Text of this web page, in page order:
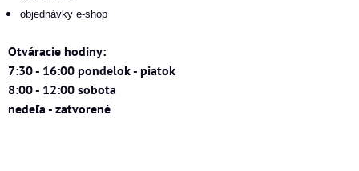
objednávky e-shop
Otváracie hodiny:
7:30 - 16:00 pondelok - piatok
8:00 - 12:00 sobota
nedeľa - zatvorené